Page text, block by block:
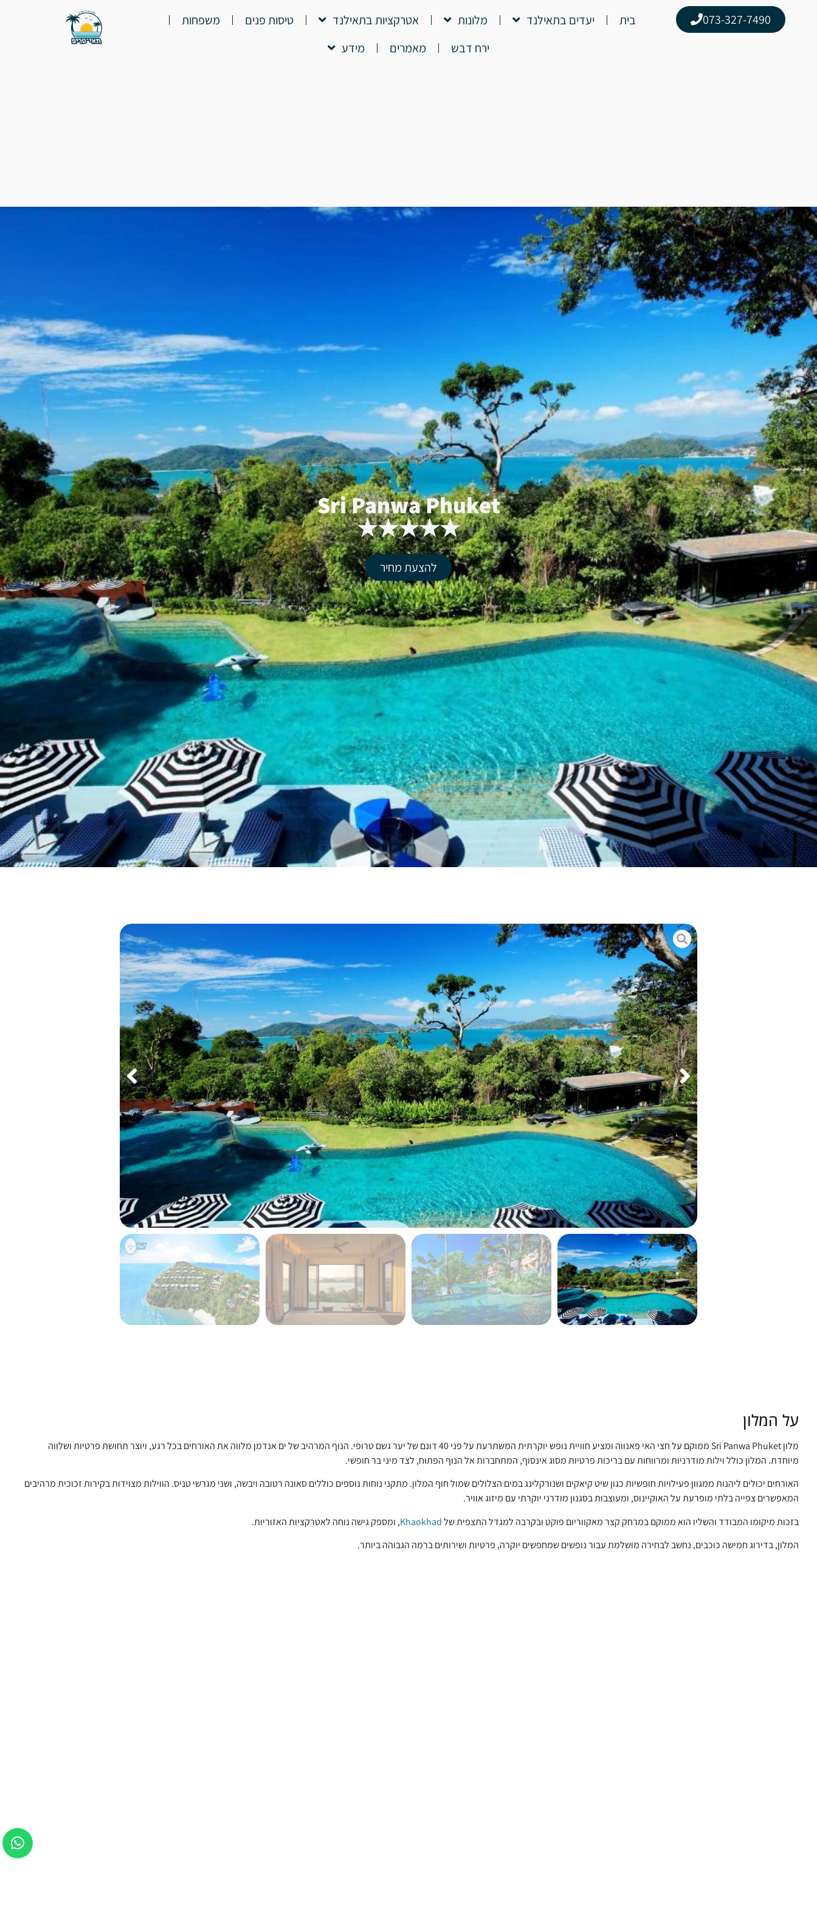
‎073-327-7490 בית יעדים בתאילנד מלונות אטרקציות בתאילנד טיסות פנים
משפחות
ירח דבש
מאמרים מידע
Sri Panwa Phuket
★★★★★
להצעת מחיר
על המלון
מלון Sri Panwa Phuket ממוקם על חצי האי פאנווה ומציע חוויית נופש יוקרתית המשתרעת על פני 40 דונם של יער גשם טרופי. הנוף המרהיב של ים אנדמן מלווה את האורחים בכל רגע, ויוצר תחושת פרטיות ושלווה
מיוחדת. המלון כולל וילות מודרניות ומרווחות עם בריכות פרטיות מסוג אינסוף, המתחברות אל הנוף הפתוח, לצד מיני בר חופשי.
האורחים יכולים ליהנות ממגוון פעילויות חופשיות כגון שיט קיאקים ושנורקלינג במים הצלולים שמול חוף המלון. מתקני נוחות נוספים כוללים סאונה רטובה ויבשה, ושני מגרשי טניס. הווילות מצוידות בקירות זכוכית מרהיבים
המאפשרים צפייה בלתי מופרעת על האוקיינוס, ומעוצבות בסגנון מודרני יוקרתי עם מיזוג אוויר.
בזכות מיקומו המבודד והשליו הוא ממוקם במרחק קצר מאקווריום פוקט ובקרבה למגדל התצפית שלKhaokhad, ומספק גישה נוחה לאטרקציות האזוריות.
המלון, בדירוג חמישה כוכבים, נחשב לבחירה מושלמת עבור נופשים שמחפשים יוקרה, פרטיות ושירותים ברמה הגבוהה ביותר.